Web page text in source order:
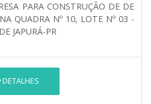
PARA CONSTRUÇÃO DE DE
QUADRA Nº 10, LOTE Nº 03 -
JAPURÁ-PR
DETALHES